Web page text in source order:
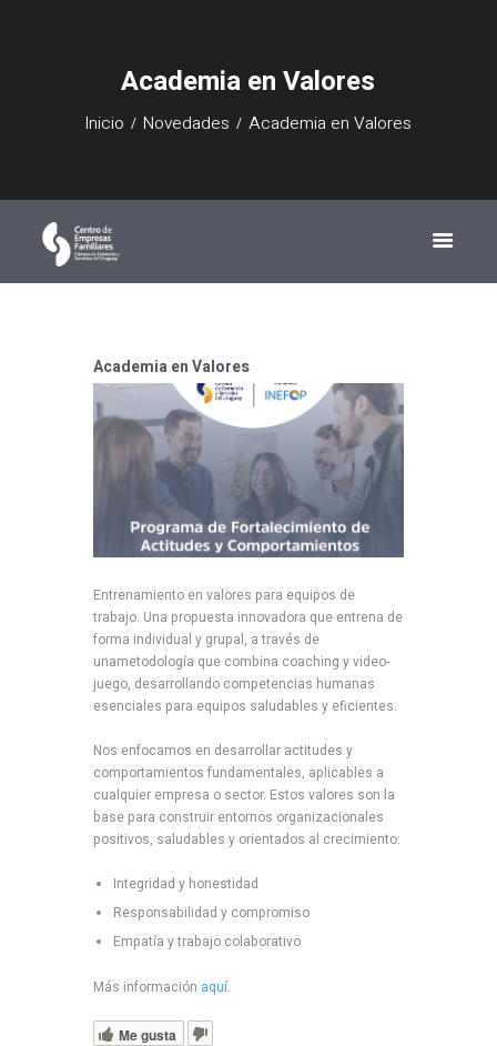
Academia en Valores
Inicio Novedades Academia en Valores
Academia en Valores
Entrenamiento en valores para equipos de
trabajo. Una propuesta innovadora que entrena de
forma individual y grupal, a través de
unametodología que combina coaching y video-
juego, desarrollando competencias humanas
esenciales para equipos saludables y eficientes.
Nos enfocamos en desarrollar actitudes y
comportamientos fundamentales, aplicables a
cualquier empresa o sector. Estos valores son la
base para construir entornos organizacionales
positivos, saludables y orientados al crecimiento:
Integridad y honestidad
Responsabilidad y compromiso
Empatía y trabajo colaborativo
Más información aquí.
Me gusta